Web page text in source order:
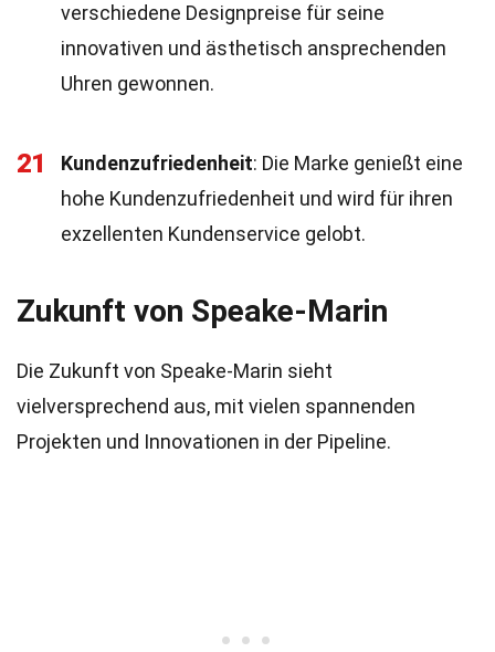
verschiedene Designpreise für seine
innovativen und ästhetisch ansprechenden
Uhren gewonnen.
21 Kundenzufriedenheit: Die Marke genießt eine
hohe Kundenzufriedenheit und wird für ihren
exzellenten Kundenservice gelobt.
Zukunft von Speake-Marin
Die Zukunft von Speake-Marin sieht
vielversprechend aus, mit vielen spannenden
Projekten und Innovationen in der Pipeline.